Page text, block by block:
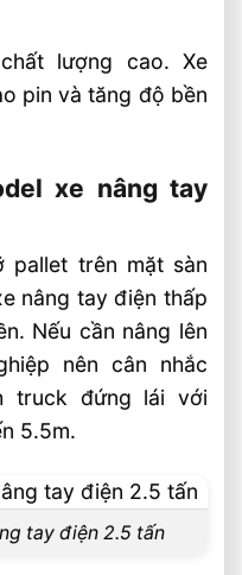
chất lượng cao. Xe
pin và tăng độ bền
xe nâng tay
pallet trên mặt sàn
nâng tay điện thấp
Nếu cần nâng lên
nên cân nhắc
truck đứng lái với
5.5m.
tay điện 2.5 tấn